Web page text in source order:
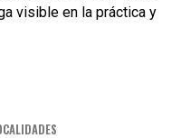
visible en la práctica y